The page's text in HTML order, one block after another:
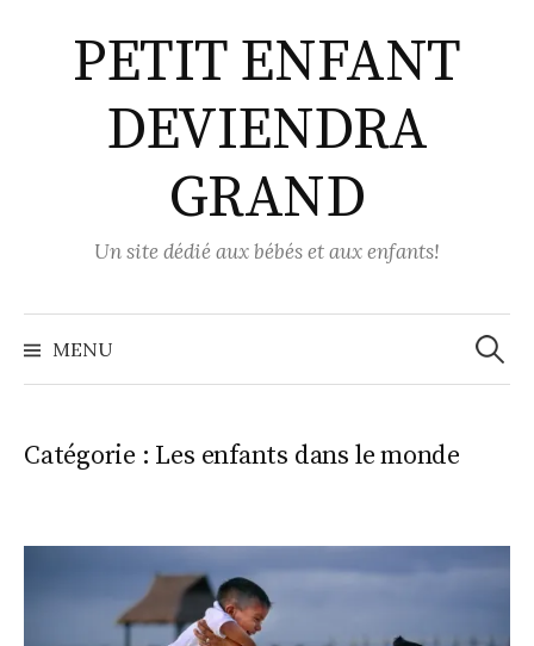
contenuPETIT ENFANT
DEVIENDRA
GRAND
Un site dédié aux bébés et aux enfants!
MENU
Catégorie : Les enfants dans le monde